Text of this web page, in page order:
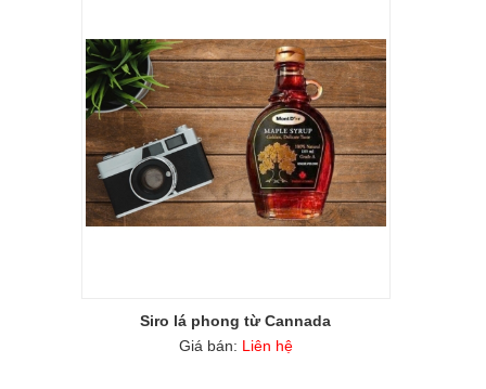
Siro lá phong từ Cannada
Giá bán: Liên hệ